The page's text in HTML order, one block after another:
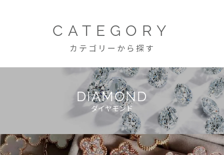
CATEGORY
カテゴリーから探す
DIAMOND
ダイヤモンド